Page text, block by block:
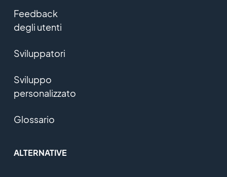
Feedback
degli utenti
Sviluppatori
Sviluppo
personalizzato
Glossario
ALTERNATIVE